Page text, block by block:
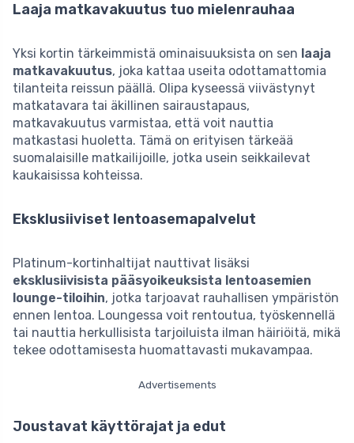
Laaja matkavakuutus tuo mielenrauhaa
Yksi kortin tärkeimmistä ominaisuuksista on sen laaja
matkavakuutus, joka kattaa useita odottamattomia
tilanteita reissun päällä. Olipa kyseessä viivästynyt
matkatavara tai äkillinen sairaustapaus,
matkavakuutus varmistaa, että voit nauttia
matkastasi huoletta. Tämä on erityisen tärkeää
suomalaisille matkailijoille, jotka usein seikkailevat
kaukaisissa kohteissa.
Eksklusiiviset lentoasemapalvelut
Platinum-kortinhaltijat nauttivat lisäksi
eksklusiivisista pääsyoikeuksista lentoasemien
lounge-tiloihin, jotka tarjoavat rauhallisen ympäristön
ennen lentoa. Loungessa voit rentoutua, työskennellä
tai nauttia herkullisista tarjoiluista ilman häiriöitä, mikä
tekee odottamisesta huomattavasti mukavampaa.
Advertisements
Joustavat käyttörajat ja edut